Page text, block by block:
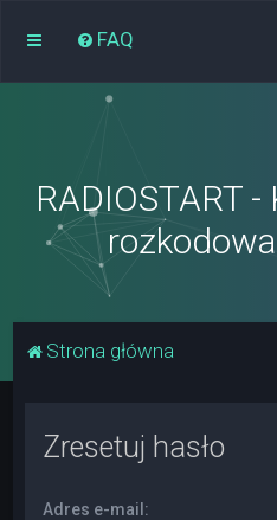
FAQ
RADIOSTART
Strona główna
Zresetuj hasło
Adres e-mail: